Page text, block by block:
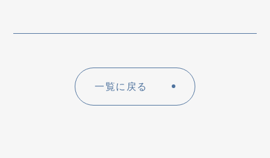
一覧に戻る